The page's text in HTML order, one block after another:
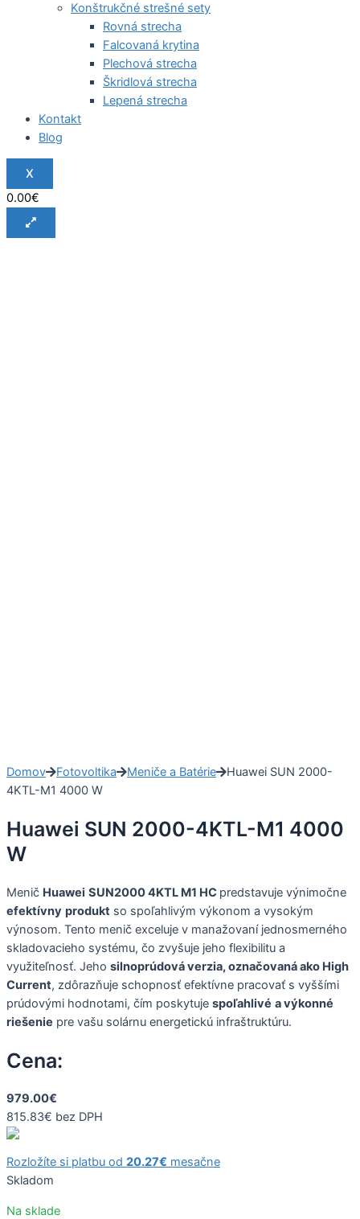
Konštrukčné strešné sety
Rovná strecha
Falcovaná krytina
Plechová strecha
Škridlová strecha
Lepená strecha
Kontakt
Blog
X
0.00€
Domov Fotovoltika Meniče a Batérie
Huawei SUN 2000-
4KTL-M1 4000 W
Huawei SUN 2000-4KTL-M1 4000
W
Menič Huawei SUN2000 4KTL M1 HC predstavuje výnimočne
efektívny produkt so spoľahlivým výkonom a vysokým
výnosom. Tento menič exceluje v manažovaní jednosmerného
skladovacieho systému, čo zvyšuje jeho flexibilitu a
využiteľnosť. Jeho silnoprúdová verzia, označovaná ako High
Current, zdôrazňuje schopnosť efektívne pracovať s vyššími
prúdovými hodnotami, čím poskytuje spoľahlivé a výkonné
riešenie pre vašu solárnu energetickú infraštruktúru.
Cena:
979.00€
815.83€ bez DPH
Rozložíte si platbu od 20.27€ mesačne
Skladom
Na sklade